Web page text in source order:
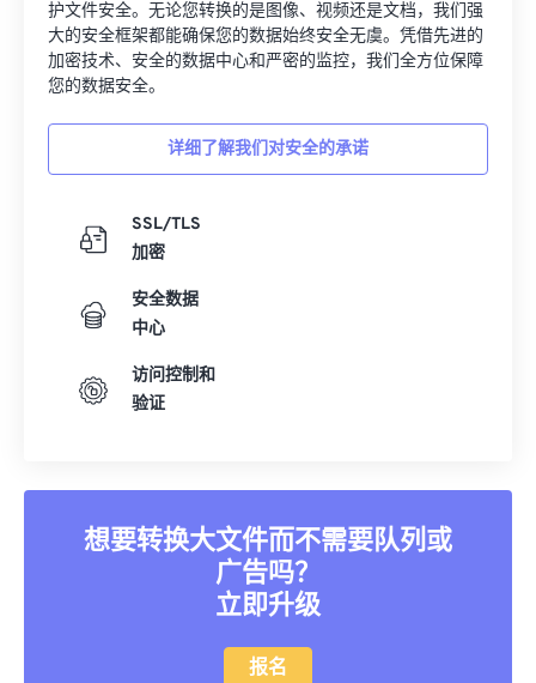
护文件安全。无论您转换的是图像、视频还是文档，我们强
大的安全框架都能确保您的数据始终安全无虞。凭借先进的
加密技术、安全的数据中心和严密的监控，我们全方位保障
您的数据安全。
详细了解我们对安全的承诺
SSL/TLS
加密
安全数据
中心
访问控制和
验证
想要转换大文件而不需要队列或
广告吗？
立即升级
报名